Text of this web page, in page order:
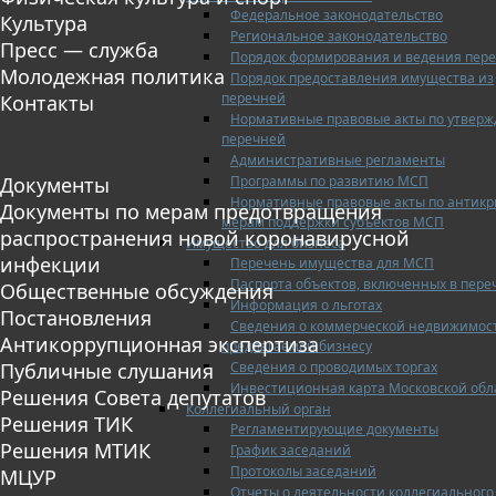
Федеральное законодательство
Региональное законодательство
Порядок формирования и ведения
Порядок предоставления имущества из
перечней
Нормативные правовые акты по
перечней
Административные регламенты
Программы по развитию МСП
Нормативные правовые акты по
мерам поддержки субъектов МСП
Имущество для бизнеса
Перечень имущества для МСП
Паспорта объектов, включенных в
Информация о льготах
Сведения о коммерческой
предлагаемой бизнесу
Сведения о проводимых торгах
Инвестиционная карта Московской
Коллегиальный орган
Регламентирующие документы
График заседаний
Протоколы заседаний
Отчеты о деятельности
Культура
Пресс — служба
Молодежная политика
Контакты
Документы
Документы по мерам предотвращения
распространения новой коронавирусной
инфекции
Общественные обсуждения
Постановления
Антикоррупционная экспертиза
Публичные слушания
Решения Совета депутатов
Решения ТИК
Решения МТИК
МЦУР